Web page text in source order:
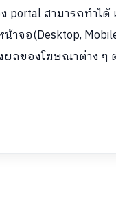
portal สามารถทำได้
าจอ(Desktop,
ลของโฆษณาต่าง ๆ